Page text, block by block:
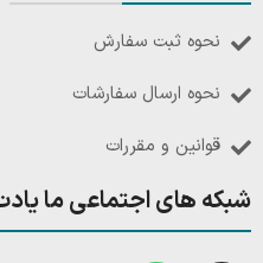
نحوه ثبت سفارش
نحوه ارسال سفارشات
قوانین و مقررات
شبکه های اجتماعی ما